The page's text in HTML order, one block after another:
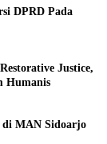
DPRD Pada
Justice,
Humanis
MAN Sidoarjo